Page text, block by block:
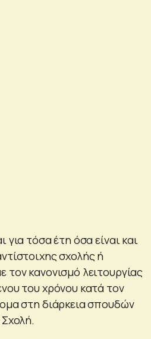
για τόσα έτη όσα είναι και
σχολής ή
κανονισμό λειτουργίας
του χρόνου κατά τον
στη διάρκεια σπουδών